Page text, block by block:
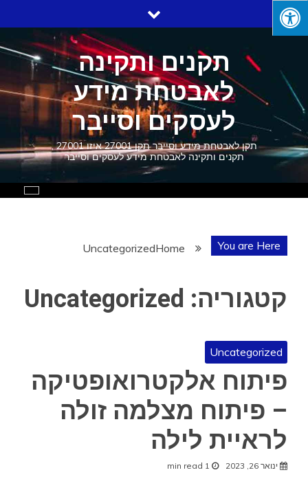
Skip
to
תקנים ותקינה
לאבטחת מידע
לעסקים וסייבר
תקן לאבטחת מידע וסייבר תקן 27001 איזו 27001 ,
תקנים ותקינה לאבטחת מידע לעסקים וסייבר
You are Here
Home
Uncategorized
קטגוריה: Uncategorized
Uncategorized
פיתוח אלקטרואופטיקה
– פיתוח מצלמה זולה
לראיית לילה
ינואר 26, 2023 1 min read